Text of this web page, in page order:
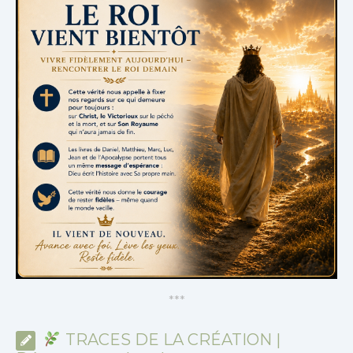
***
TRACES DE LA CRÉATION |